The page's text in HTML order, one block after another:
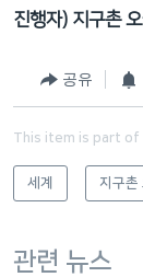
진행자) 지구촌
공유
This item is part of
세계 지구촌
관련 뉴스